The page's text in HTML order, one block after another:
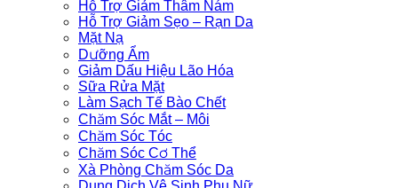
Hỗ Trợ Giảm Thâm Nám
Hỗ Trợ Giảm Sẹo – Rạn Da
Mặt Nạ
Dưỡng Ẩm
Giảm Dấu Hiệu Lão Hóa
Sữa Rửa Mặt
Làm Sạch Tế Bào Chết
Chăm Sóc Mắt – Môi
Chăm Sóc Tóc
Chăm Sóc Cơ Thể
Xà Phòng Chăm Sóc Da